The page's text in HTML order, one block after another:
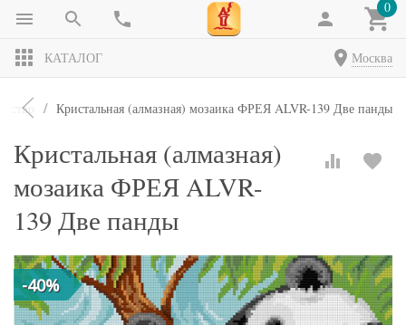
0
КАТАЛОГ Москва
Кристальная (алмазная) мозаика ФРЕЯ ALVR-139 Две панды
Кристальная (алмазная)
мозаика ФРЕЯ ALVR-
139 Две панды
-40%